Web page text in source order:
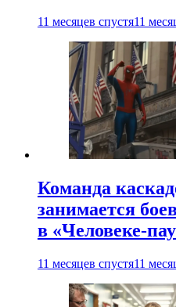
11 месяцев спустя11
Команда
занимается
в «Человеке-
11 месяцев спустя11